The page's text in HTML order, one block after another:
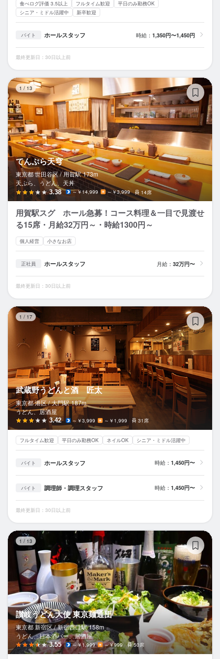
食べログ評価 3.5以上 フルタイム歓迎
平日のみ勤務OK
シニア・ミドル活躍中
新卒歓迎
バイト ホールスタッフ 時給： 1,350円〜1,450円
最終更新日：30日以上前
1 / 13
てんぷら天穹
東京都 世田谷区 / 用賀駅 173m
天ぷら、うどん、天丼
3.38 ～￥14,999 ～￥3,999 14席
用賀駅スグ ホール急募！コース料理＆一目で見渡せ
る15席・月給32万円～・時給1300円～
個人経営 小さなお店
正社員 ホールスタッフ 月給： 32万円〜
最終更新日：30日以上前
1 / 17
武蔵野うどんと酒 匠太
東京都 港区 / 大門駅 187m
うどん、居酒屋
3.42 ～￥3,999 ～￥1,999 31席
フルタイム歓迎 平日のみ勤務OK ネイルOK シニア・ミドル活躍中
バイト ホールスタッフ 時給： 1,450円〜
バイト 調理師・調理スタッフ 時給： 1,450円〜
最終更新日：30日以上前
1 / 13
讃岐うどん大使 東京麺通団
東京都 新宿区 / 新宿西口駅 158m
うどん、日本酒バー、居酒屋
3.55 ～￥1,999 ～￥999 50席